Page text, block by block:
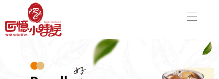
關於品牌
加盟優勢
分店資訊